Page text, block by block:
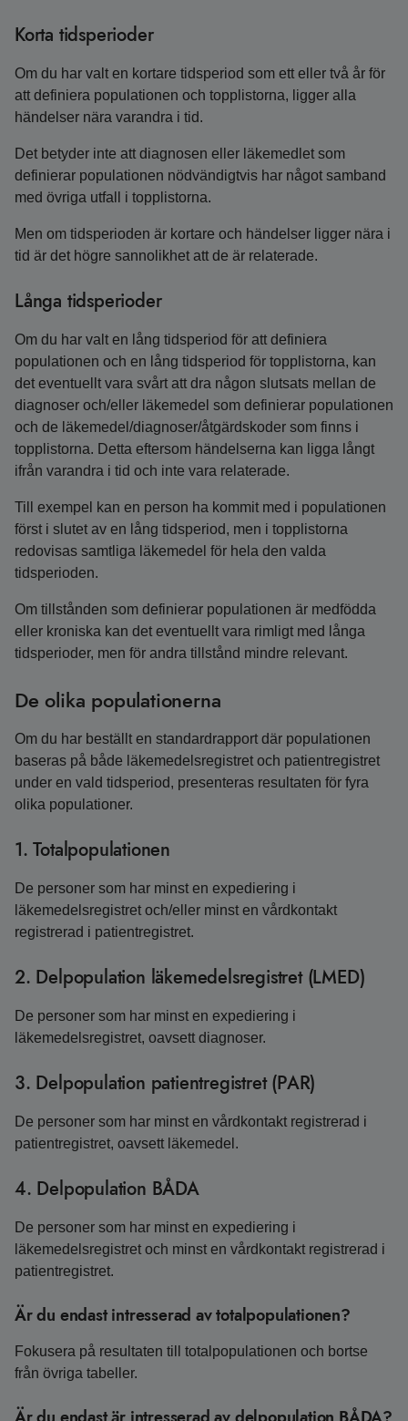
Korta tidsperioder
Om du har valt en kortare tidsperiod som ett eller två år för
att definiera populationen och topplistorna, ligger alla
händelser nära varandra i tid.
Det betyder inte att diagnosen eller läkemedlet som
definierar populationen nödvändigtvis har något samband
med övriga utfall i topplistorna.
Men om tidsperioden är kortare och händelser ligger nära i
tid är det högre sannolikhet att de är relaterade.
Långa tidsperioder
Om du har valt en lång tidsperiod för att definiera
populationen och en lång tidsperiod för topplistorna, kan
det eventuellt vara svårt att dra någon slutsats mellan de
diagnoser och/eller läkemedel som definierar populationen
och de läkemedel/diagnoser/åtgärdskoder som finns i
topplistorna. Detta eftersom händelserna kan ligga långt
ifrån varandra i tid och inte vara relaterade.
Till exempel kan en person ha kommit med i populationen
först i slutet av en lång tidsperiod, men i topplistorna
redovisas samtliga läkemedel för hela den valda
tidsperioden.
Om tillstånden som definierar populationen är medfödda
eller kroniska kan det eventuellt vara rimligt med långa
tidsperioder, men för andra tillstånd mindre relevant.
De olika populationerna
Om du har beställt en standardrapport där populationen
baseras på både läkemedelsregistret och patientregistret
under en vald tidsperiod, presenteras resultaten för fyra
olika populationer.
1. Totalpopulationen
De personer som har minst en expediering i
läkemedelsregistret och/eller minst en vårdkontakt
registrerad i patientregistret.
2. Delpopulation läkemedelsregistret (LMED)
De personer som har minst en expediering i
läkemedelsregistret, oavsett diagnoser.
3. Delpopulation patientregistret (PAR)
De personer som har minst en vårdkontakt registrerad i
patientregistret, oavsett läkemedel.
4. Delpopulation BÅDA
De personer som har minst en expediering i
läkemedelsregistret och minst en vårdkontakt registrerad i
patientregistret.
Är du endast intresserad av totalpopulationen?
Fokusera på resultaten till totalpopulationen och bortse
från övriga tabeller.